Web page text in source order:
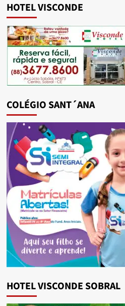
HOTEL VISCONDE
COLÉGIO SANT´ANA
HOTEL VISCONDE SOBRAL